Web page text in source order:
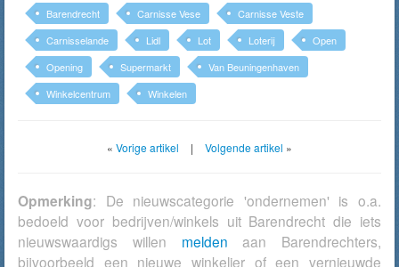
Barendrecht Carnisse Vese
Carnisse Veste
Carnisselande
Lidl Lot Loterij
Open
Opening
Supermarkt
Van Beuningenhaven
Winkelcentrum
Winkelen
« Vorige artikel | Volgende artikel »
Opmerking: De nieuwscategorie 'ondernemen' is o.a.
bedoeld voor bedrijven/winkels uit Barendrecht die iets
nieuwswaardigs willen melden aan Barendrechters,
bijvoorbeeld een nieuwe winkelier of een vernieuwde